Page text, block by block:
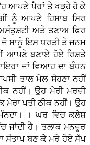
ਆਪਣੇ ਪੈਰਾਂ ਤੇ ਖੜ੍ਹੇ ਹੋ ਕੇ
ਨੂੰ ਆਪਣੇ ਹਿਸਾਬ ਸਿਰ
ਅਤੇ ਤਣਾਅ ਫਿਰ
ਜੋ ਸਾਨੂੰ ਇਸ ਧਰਤੀ ਤੇ ਜਨਮ
ਆਪਣੇ ਬਣਾਏ ਹੋਏ ਰਿਸ਼ਤੇ
ਜਾਂ ਵਿਆਹ ਦਾ ਬੰਧਨ
ਤਾਲ ਮੇਲ ਸੋਹਣਾ ਨਹੀਂ
ਨਹੀਂ। ਉਹ ਮੇਰੀ ਮਰਜ਼ੀ
ਮੇਰਾ ਪਤੀ ਠੀਕ ਨਹੀਂ। ਉਹ
। ਘਰ ਵਿਚ ਕਲੇਸ਼
ਜਾਂਦੀ ਹੈ। ਤਲਾਕ ਮਨਜ਼ੂਰ
ਸੰਤਾਪ ਬਣ ਕੇ ਮਰੇ ਹੋਏ ਸੱਪ